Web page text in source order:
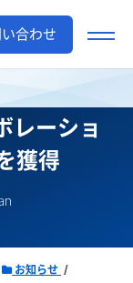
合わせ
レーショ
獲得
お知らせ